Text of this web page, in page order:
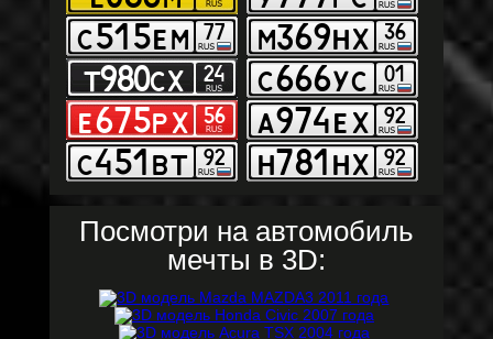
Посмотри на автомобиль
мечты в 3D: